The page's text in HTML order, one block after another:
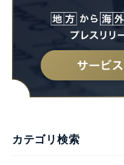
カテゴリ検索